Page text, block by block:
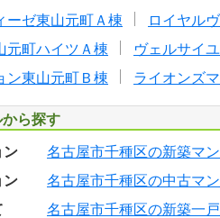
ーゼ東山元町Ａ棟
ロイヤル
元町ハイツＡ棟
ヴェルサイ
ン東山元町Ｂ棟
ライオンズ
ら探す
ン 名古屋市千種区の新築マ
ン
名古屋市千種区の中古マ
名古屋市千種区の新築一